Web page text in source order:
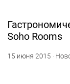
Soho Rooms
15 июня 2015 ·